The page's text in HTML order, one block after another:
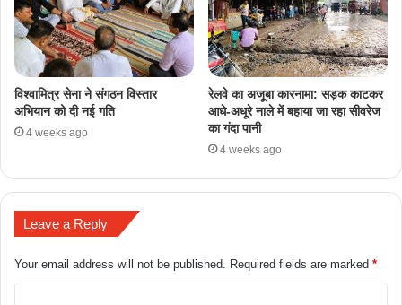
​विश्वामित्र सेना ने संगठन विस्तार
अभियान को दी नई गति
4 weeks ago
रेलवे का अजूबा कारनामा: सड़क काटकर
आधे-अधूरे नाले में बहाया जा रहा सीवरेज
का गंदा पानी
4 weeks ago
Leave a Reply
Your email address will not be published. Required fields are marked *